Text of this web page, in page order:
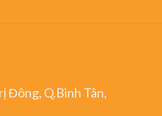
Đông, Q.Bình Tân,